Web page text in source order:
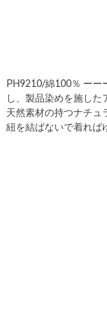
PH9210/綿100％ ーー
し、製品染めを施した
天然素材の持つナチュ
紐を結ばないで着れば